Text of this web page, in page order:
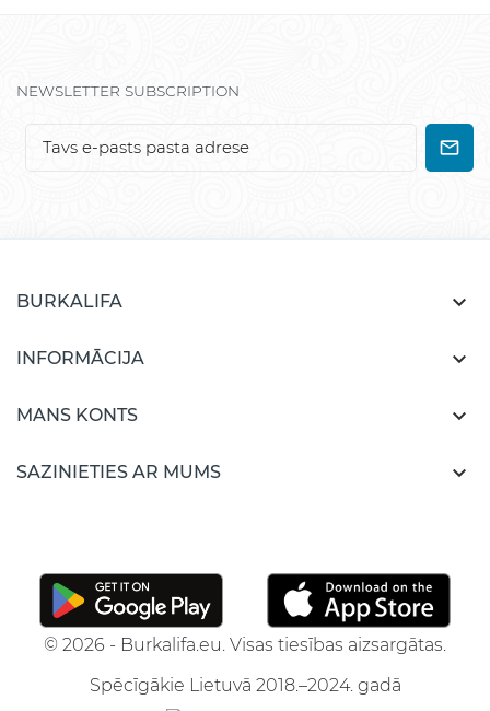
NEWSLETTER SUBSCRIPTION
BURKALIFA 
INFORMĀCIJA 
MANS KONTS 
SAZINIETIES AR MUMS 
© 2026 - Burkalifa.eu. Visas tiesības aizsargātas.
Spēcīgākie Lietuvā 2018.–2024. gadā